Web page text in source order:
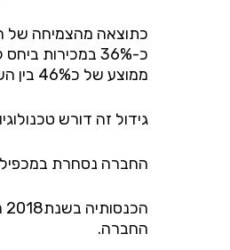
כתוצאה מהצמיחה של
ממוצע של כ46% בין השנים 2016-2021.
גידול זה דורש
החברה נסחרת במכפיל 41 ומכפיל עתידי 15 הנמוך מהממוצע בתעשיה העומד על מכפיל 29.
החברה.